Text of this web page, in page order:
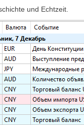
und Echtzeit.